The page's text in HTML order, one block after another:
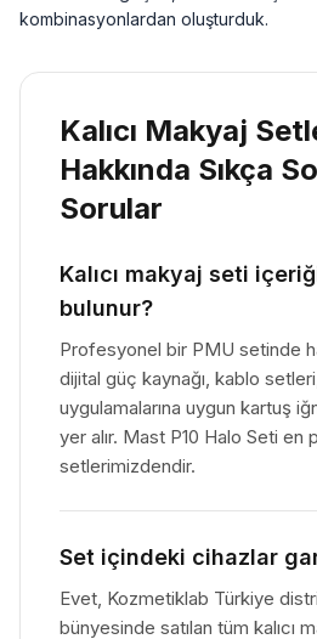
kombinasyonlardan oluşturduk.
Kalıcı Makyaj
Hakkında Sıkça
Sorular
Kalıcı makyaj seti
bulunur?
Profesyonel bir PMU setinde
dijital güç kaynağı, kablo
uygulamalarına uygun kartuş
yer alır. Mast P10 Halo Seti en
setlerimizdendir.
Set içindeki cihazlar
Evet, Kozmetiklab Türkiye
bünyesinde satılan tüm kalıcı